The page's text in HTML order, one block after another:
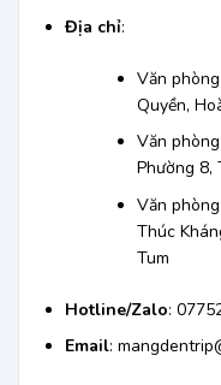
Địa chỉ:
Văn
Quyền,
Văn
Phường 8,
Văn
Thúc
Tum
Hotline/Zalo:
Email: